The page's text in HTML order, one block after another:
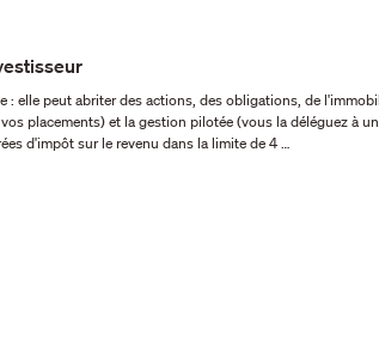
placements) et la gestion pilotée (vous la déléguez à un
d'impôt sur le revenu dans la limite de 4 …